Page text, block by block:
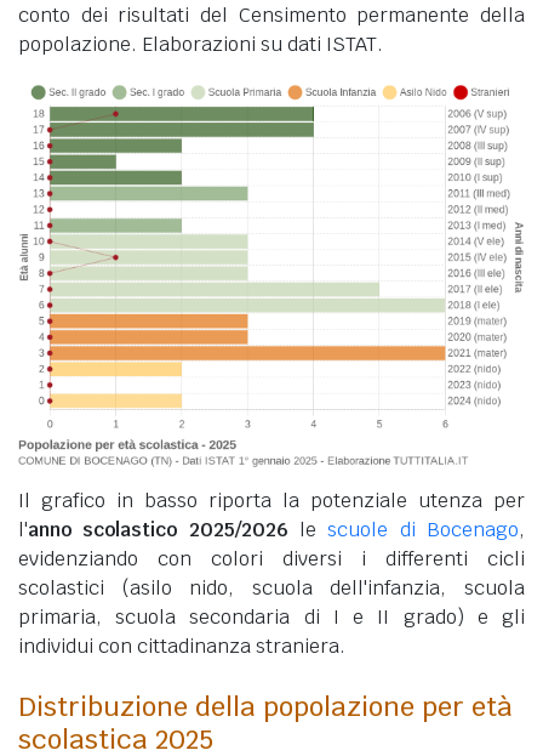
conto dei risultati del Censimento permanente della
popolazione. Elaborazioni su dati ISTAT.
Il grafico in basso riporta la potenziale utenza per
l'anno scolastico 2025/2026 lescuole di Bocenago,
evidenziando con colori diversi i differenti cicli
scolastici (asilo nido, scuola dell'infanzia, scuola
primaria, scuola secondaria di I e II grado) e gli
individui con cittadinanza straniera.
Distribuzione della popolazione per età
scolastica 2025